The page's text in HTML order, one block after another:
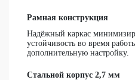
Рамная конструкция
Надёжный каркас
устойчивость во время
дополнительную настройку.
Стальной корпус 2,7 мм